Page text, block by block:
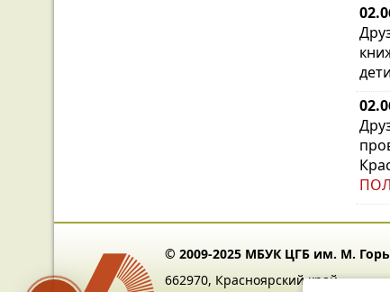
© 2009-2025 МБУК ЦГБ им. М.
662970, Красноярский край,